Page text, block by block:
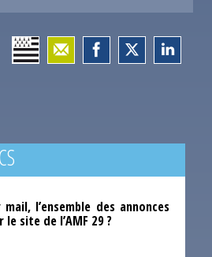
l’ensemble des annonces
site de l’AMF 29 ?